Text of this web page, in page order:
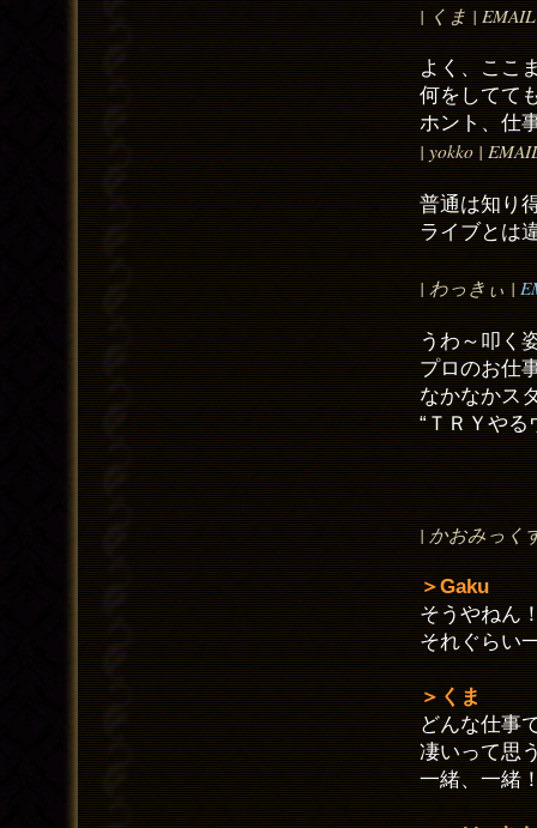
| くま |
よく、ここ
何をしてて
ホント、仕
| yokko |
普通は知り
ライブとは
| わっきぃ |
うわ～叩く
プロのお仕
なかなかス
“ＴＲＹや
| かおみっく
＞Gaku
そうやねん
それぐらい
＞くま
どんな仕事
凄いって思
一緒、一緒